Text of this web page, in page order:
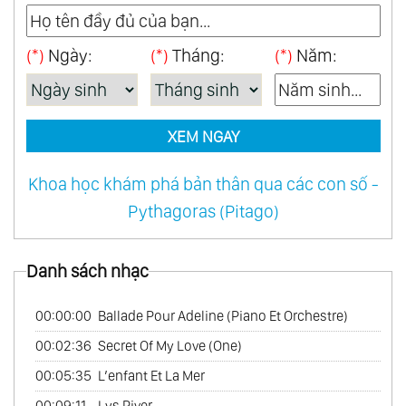
46.When A Man Loves A Woman
47.Amour Pour Amour
48.Japon Mon Amour
49.Two Together
One World Of Music
51.
Reveries Vol.1
Love Follow Us
54. Mexico Con Amor
56.Tango
57.Les Rendez - Vous Du Hasard
58.My Bossa Nova Favorites
(*) Ngày: (*) Tháng: (*) Năm:
XEM NGAY
Khoa học khám phá bản thân qua các con số -
Pythagoras (Pitago)
Danh sách nhạc
00:00:00 Ballade Pour Adeline (Piano Et Orchestre)
00:02:36 Secret Of My Love (One)
00:05:35 L’enfant Et La Mer